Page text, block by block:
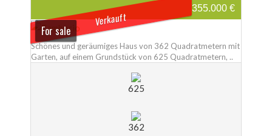
355.000 €
Verkauft
For sale
Schönes und geräumiges Haus von 362 Quadratmetern mit
Garten, auf einem Grundstück von 625 Quadratmetern, ..
625
362